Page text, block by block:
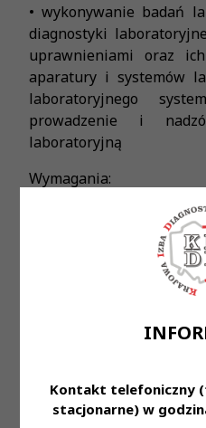
Kontakt telefoniczny
stacjonarne) w
• wykonywanie badań
diagnostyki
uprawnieniami oraz
aparatury i systemów
laboratoryjnego
prowadzenie i
laboratoryjną
Wymagania:
• czynne Prawo
Laboratoryjnego •
manualne w pracy
organizacja pracy •
zaangażowanie,
powierzonych
• stabilne zatrudnienie
pracę • zniżki na